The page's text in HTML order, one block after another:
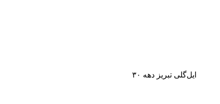
ایل‌گلی تبریز دهه ۳۰